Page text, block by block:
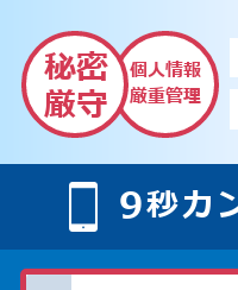
秘密
厳守
個人情報
厳重管理
9秒カ